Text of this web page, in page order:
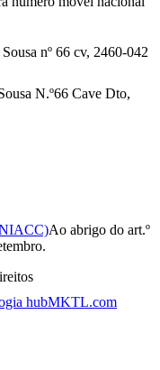
nº 66 cv, 2460-042
N.º66 Cave Dto,
Ao abrigo do art.º
hubMKTL.com